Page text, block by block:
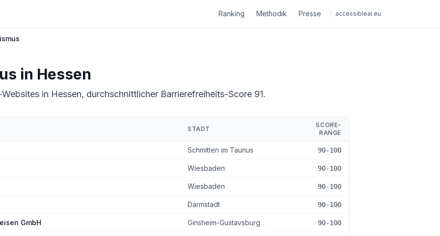
Ranking Methodik Presse accessibleai.eu
in Hessen
in Hessen, durchschnittlicher Barrierefreiheits-Score 91.
STADT
SCORE-
RANGE
Schmitten im Taunus 90-100
Wiesbaden 90-100
Wiesbaden 90-100
Darmstadt 90-100
GmbH Ginsheim-Gustavsburg 90-100